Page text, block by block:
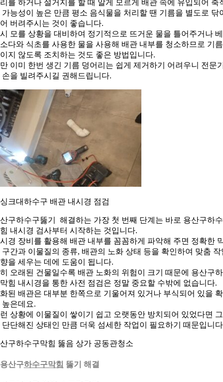
를 하거나 설거지를 할 때 알게 모르게 배관 속에 유입되어 축
가능성이 높은 만큼 평소 음식물을 처리할 땐 기름을 별도로 닦
버려주시는 것이 좋습니다.
모를 상황을 대비하여 정기적으로 뜨거운 물을 틀어주거나
다와 식초를 사용한 물을 사용해 배관 내부를 청소하므로 기
지 않도록 조치하는 것도 좋은 방법입니다.
이미 한번 생긴 기름 덩어리는 쉽게 제거하기 어려우니 전문
손을 빌려주시길 권해드립니다.
크대하수구 배관 내시경 점검
구하수구뚫기 해결하는 가장 첫 번째 단계는 바로 용산구하
내시경 검사부터 시작하는 것입니다.
경 장비를 활용해 배관 내부를 꼼꼼하게 파악해 주면 정확한
구간과 이물질의 종류, 배관의 노화 상태 등을 확인하여 맞춤 작
을 세우는 데에 도움이 됩니다.
오래된 건물일수록 배관 노화의 위험이 크기 때문에 용산구
힘 내시경을 통한 사전 점검은 정말 중요할 수밖에 없습니다.
된 배관은 대부분 한쪽으로 기울어져 있거나 부식되어 있을
높은데요.
상황에 이물질이 쌓이기 쉽고 오랫동안 방치되어 있었다면
단단해진 상태인 만큼 더욱 섬세한 작업이 필요하기 때문입니
구하수구막힘 뚫음 상가 공동관청소
용산구하수구막힘 뚫기 해결